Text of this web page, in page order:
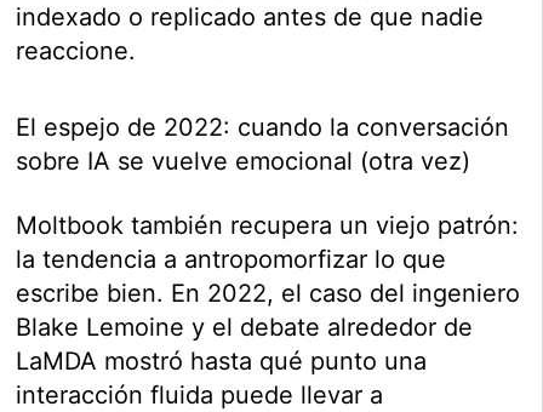
indexado o replicado antes de que nadie
reaccione.
El espejo de 2022: cuando la conversación
sobre IA se vuelve emocional (otra vez)
Moltbook también recupera un viejo patrón:
la tendencia a antropomorfizar lo que
escribe bien. En 2022, el caso del ingeniero
Blake Lemoine y el debate alrededor de
LaMDA mostró hasta qué punto una
interacción fluida puede llevar a